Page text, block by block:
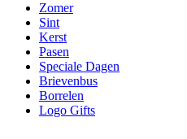
Zomer
Sint
Kerst
Pasen
Speciale Dagen
Brievenbus
Borrelen
Logo Gifts